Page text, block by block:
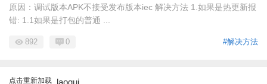
原因：调试版本APK不接受发布版本iec 解决方法 1.如果是热更新报
错: 1.1如果是打包的普通 ...
#解决方法
892 0
点击重新加载 laogui